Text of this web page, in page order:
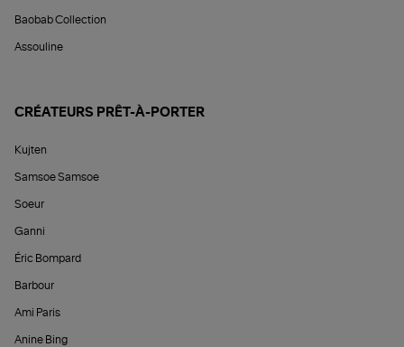
Baobab Collection
Assouline
CRÉATEURS PRÊT-À-PORTER
Kujten
Samsoe Samsoe
Soeur
Ganni
Éric Bompard
Barbour
Ami Paris
Anine Bing